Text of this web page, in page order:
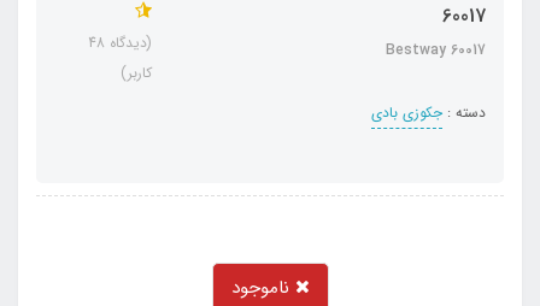
60017
Bestway 60017
دسته : جکوزی بادی
(دیدگاه 48
کاربر)
ناموجود